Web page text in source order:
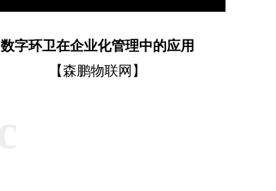
数字环卫在企业化管理中的应用
【森鹏物联网】